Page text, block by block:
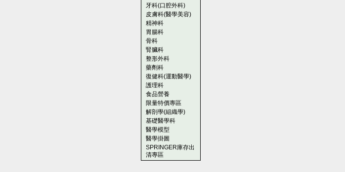
牙科(口腔外科)
皮膚科(醫學美容)
精神科
胃腸科
骨科
腎臟科
整形外科
藥劑科
復健科(運動醫學)
護理科
食品營養
限量特價專區
解剖學(組織學)
基礎醫學科
醫學模型
醫學掛圖
SPRINGER庫存出
清專區